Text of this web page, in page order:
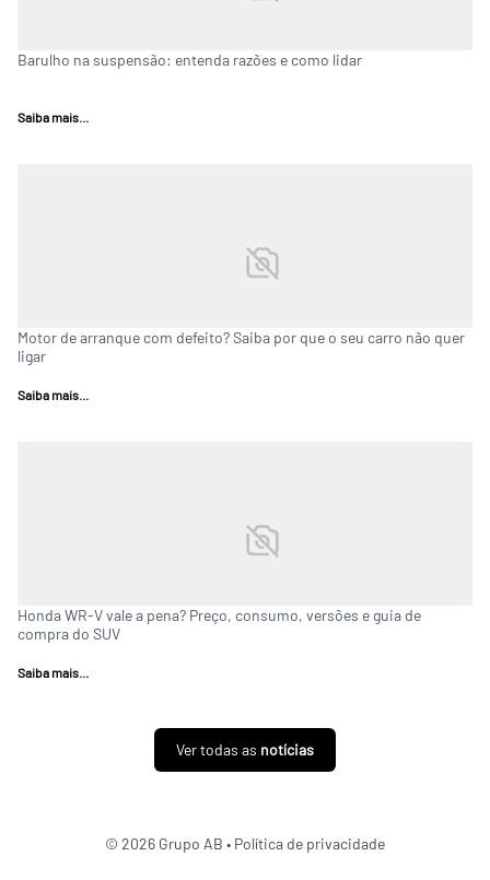
Barulho na suspensão: entenda razões e como lidar
Saiba mais...
Motor de arranque com defeito? Saiba por que o seu carro não quer
ligar
Saiba mais...
Honda WR-V vale a pena? Preço, consumo, versões e guia de
compra do SUV
Saiba mais...
Ver todas as notícias
© 2026 Grupo AB • Política de privacidade